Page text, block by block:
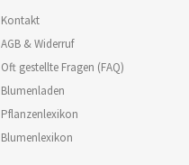
Kontakt
AGB & Widerruf
Oft gestellte Fragen (FAQ)
Blumenladen
Pflanzenlexikon
Blumenlexikon